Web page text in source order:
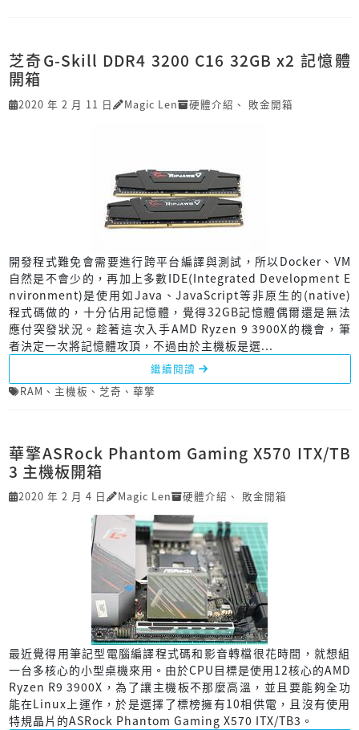
芝奇G-Skill DDR4 3200 C16 32GB x2 記憶體
開箱
2020 年 2 月 11 日 Magic Len 硬體介紹 、 敗金開箱
開發程式難免會需要進行跨平台編譯與測試，所以Docker、VM
自然是不會少的，再加上多數IDE(Integrated Development E
nvironment)是使用如Java、JavaScript等非原生的(native)
程式碼做的，十分佔用記憶體，覺得32GB記憶體偶爾還是無法
應付突發狀況。趁著這次入手AMD Ryzen 9 3900X的機會，筆
者決定一次將記憶體攻頂，不過由於主機板是選...
繼續閱讀
RAM 、 主機板 、 芝奇 、 華擎
華擎ASRock Phantom Gaming X570 ITX/TB
3 主機板開箱
2020 年 2 月 4 日 Magic Len 硬體介紹 、 敗金開箱
最近覺得用筆記型電腦編譯程式碼和影音轉檔很花時間，就想組
一台多核心的小型桌機來用。由於CPU目標是使用12核心的AMD
Ryzen R9 3900X，為了讓主機板不那麼高溫，並且要能夠全功
能在Linux上運作，於是選擇了標榜擁有10相供電，且沒有使用
特規晶片的ASRock Phantom Gaming X570 ITX/TB3。